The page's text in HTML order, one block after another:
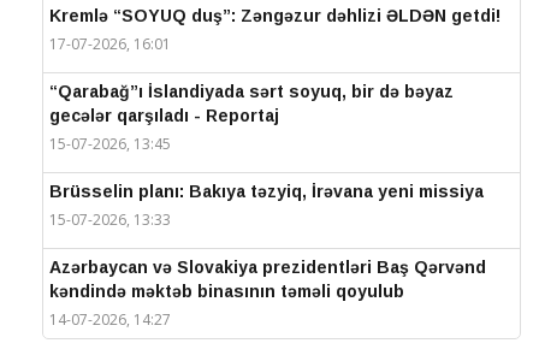
Kremlə “SOYUQ duş”: Zəngəzur dəhlizi ƏLDƏN getdi!
17-07-2026, 16:01
“Qarabağ”ı İslandiyada sərt soyuq, bir də bəyaz
gecələr qarşıladı - Reportaj
15-07-2026, 13:45
Brüsselin planı: Bakıya təzyiq, İrəvana yeni missiya
15-07-2026, 13:33
Azərbaycan və Slovakiya prezidentləri Baş Qərvənd
kəndində məktəb binasının təməli qoyulub
14-07-2026, 14:27